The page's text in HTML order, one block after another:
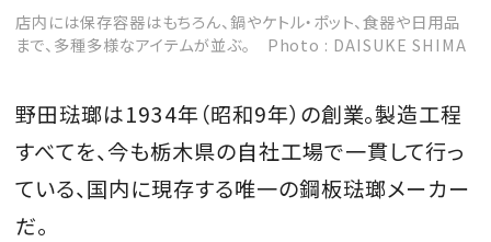
SPUR 2026 JULY
2026年9月号
2026-07-23発売
店内には保存容器はもちろん、鍋やケトル・ポット、食器や日用品
まで、多種多様なアイテムが並ぶ。 Photo : DAISUKE SHIMA
野田琺瑯は1934年（昭和9年）の創業。製造工程
すべてを、今も栃木県の自社工場で一貫して行っ
ている、国内に現存する唯一の鋼板琺瑯メーカー
だ。